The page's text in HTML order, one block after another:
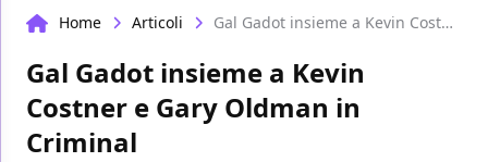
Home Articoli Gal Gadot insieme a Kevin Costner e Gary Oldman in Criminal
Gal Gadot insieme a Kevin
Costner e Gary Oldman in
Criminal